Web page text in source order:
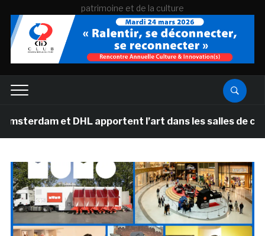
patrimoine et de la culture
et DHL apportent l’art dans les salles de classe